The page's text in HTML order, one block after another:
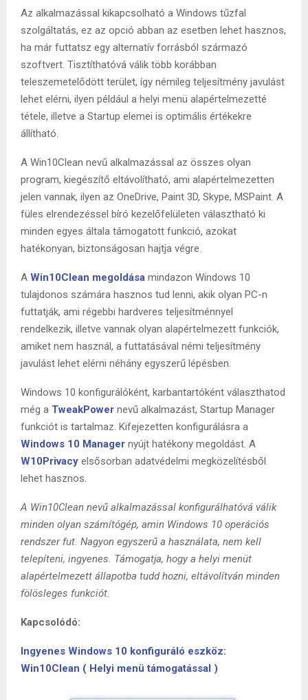
Az alkalmazással kikapcsolható a Windows tűzfal
szolgáltatás, ez az opció abban az esetben lehet hasznos,
ha már futtatsz egy alternatív forrásból származó
szoftvert. Tisztíthatóvá válik több korábban
teleszemetelődött terület, így némileg teljesítmény javulást
lehet elérni, ilyen például a helyi menü alapértelmezetté
tétele, illetve a Startup elemei is optimális értékekre
állítható.
A Win10Clean nevű alkalmazással az összes olyan
program, kiegészítő eltávolítható, ami alapértelmezetten
jelen vannak, ilyen az OneDrive, Paint 3D, Skype, MSPaint. A
füles elrendezéssel bíró kezelőfelületen választható ki
minden egyes általa támogatott funkció, azokat
hatékonyan, biztonságosan hajtja végre.
A Win10Clean megoldása mindazon Windows 10
tulajdonos számára hasznos tud lenni, akik olyan PC-n
futtatják, ami régebbi hardveres teljesítménnyel
rendelkezik, illetve vannak olyan alapértelmezett funkciók,
amiket nem használ, a futtatásával némi teljesítmény
javulást lehet elérni néhány egyszerű lépésben.
Windows 10 konfigurálóként, karbantartóként választhatod
még a TweakPower nevű alkalmazást, Startup Manager
funkciót is tartalmaz. Kifejezetten konfigurálásra a
Windows 10 Manager nyújt hatékony megoldást. A
W10Privacy elsősorban adatvédelmi megközelítésből
lehet hasznos.
A Win10Clean nevű alkalmazással konfigurálhatóvá válik
minden olyan számítógép, amin Windows 10 operációs
rendszer fut. Nagyon egyszerű a használata, nem kell
telepíteni, ingyenes. Támogatja, hogy a helyi menüt
alapértelmezett állapotba tudd hozni, eltávolítván minden
fölösleges funkciót.
Kapcsolódó:
Ingyenes Windows 10 konfiguráló eszköz:
Win10Clean ( Helyi menü támogatással )